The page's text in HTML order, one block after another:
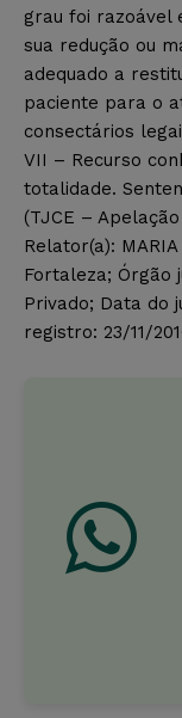
grau foi razoável
sua redução ou
adequado a
paciente para o
consectários
VII – Recurso
totalidade.
(TJCE –
Relator(a): MARIA
Fortaleza; Órgão
Privado; Data do
registro: 23/11/